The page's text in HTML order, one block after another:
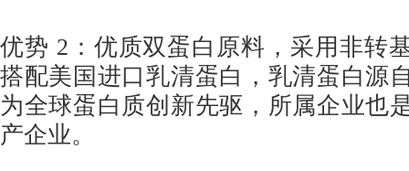
优势 2：优质双蛋白原料，采用非转
搭配美国进口乳清蛋白，乳清蛋白源
为全球蛋白质创新先驱，所属企业也
产企业。